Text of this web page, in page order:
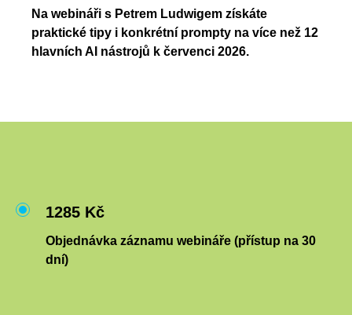
Na webináři s Petrem Ludwigem získáte
praktické tipy i konkrétní prompty na více než 12
hlavních AI nástrojů k červenci 2026.
1285 Kč
Objednávka záznamu webináře (přístup na 30
dní)